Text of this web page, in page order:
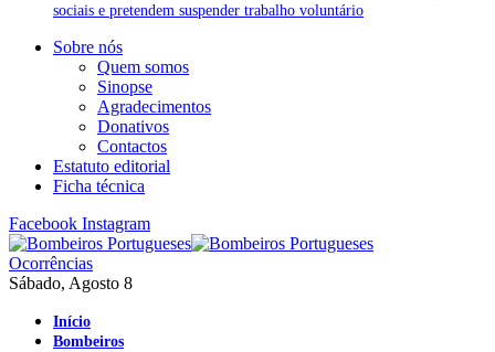
sociais e pretendem suspender trabalho voluntário
Sobre nós
Quem somos
Sinopse
Agradecimentos
Donativos
Contactos
Estatuto editorial
Ficha técnica
Facebook Instagram
Ocorrências
Sábado, Agosto 8
Início
Bombeiros